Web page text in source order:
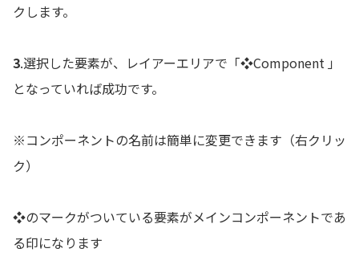
クします。
3.選択した要素が、レイアーエリアで「❖Component 」
となっていれば成功です。
※コンポーネントの名前は簡単に変更できます（右クリッ
ク）
❖のマークがついている要素がメインコンポーネントであ
る印になります